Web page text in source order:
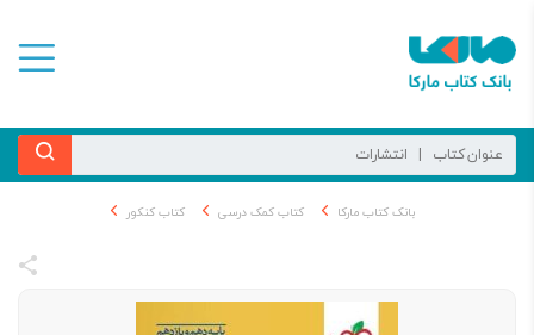
بانک کتاب مارکا کتاب کمک درسی کتاب کنکور